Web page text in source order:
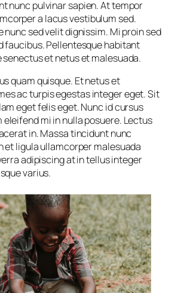
nunc pulvinar sapien. At tempor
a lacus vestibulum sed.
sed velit dignissim. Mi proin sed
faucibus. Pellentesque habitant
et netus et malesuada.
quam quisque. Et netus et
ac turpis egestas integer eget. Sit
eget felis eget. Nunc id cursus
eleifend mi in nulla posuere. Lectus
in. Massa tincidunt nunc
et ligula ullamcorper malesuada
adipiscing at in tellus integer
varius.